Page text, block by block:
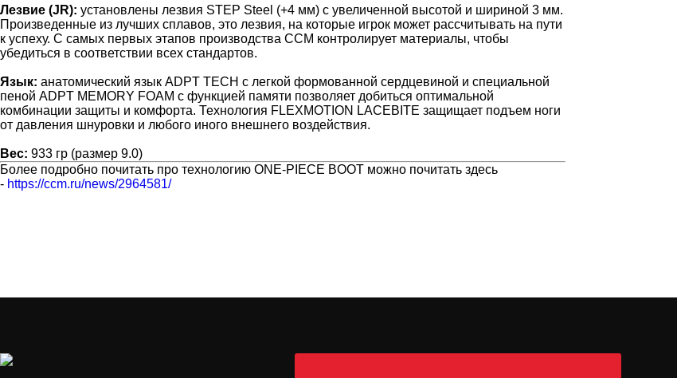
Лезвие (JR): установлены лезвия STEP Steel (+4 мм) с увеличенной высотой и шириной 3 мм.
Произведенные из лучших сплавов, это лезвия, на которые игрок может рассчитывать на пути
к успеху. С самых первых этапов производства CCM контролирует материалы, чтобы
убедиться в соответствии всех стандартов.
Язык: анатомический язык ADPT TECH с легкой формованной сердцевиной и специальной
пеной ADPT MEMORY FOAM с функцией памяти позволяет добиться оптимальной
комбинации защиты и комфорта. Технология FLEXMOTION LACEBITE защищает подъем ноги
от давления шнуровки и любого иного внешнего воздействия.
Вес: 933 гр (размер 9.0)
Более подробно почитать про технологию ONE-PIECE BOOT можно почитать здесь
- https://ccm.ru/news/2964581/